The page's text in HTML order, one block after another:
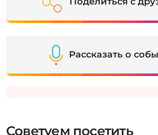
Рассказать о
Советуем посетить